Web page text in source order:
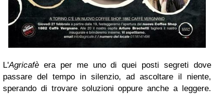
L'Agricafè era per me uno di quei posti segreti dove
passare del tempo in silenzio, ad ascoltare il niente,
sperando di trovare soluzioni oppure anche a leggere.